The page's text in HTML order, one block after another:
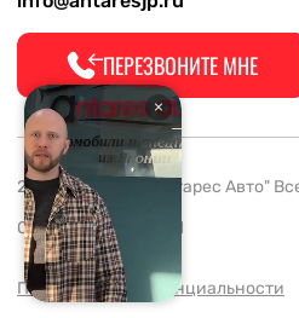
ПЕРЕЗВОНИТЕ МНЕ
2008-2026 ООО "Антарес Авто"
ОГРН 1132537005061
Политика конфиденциальности